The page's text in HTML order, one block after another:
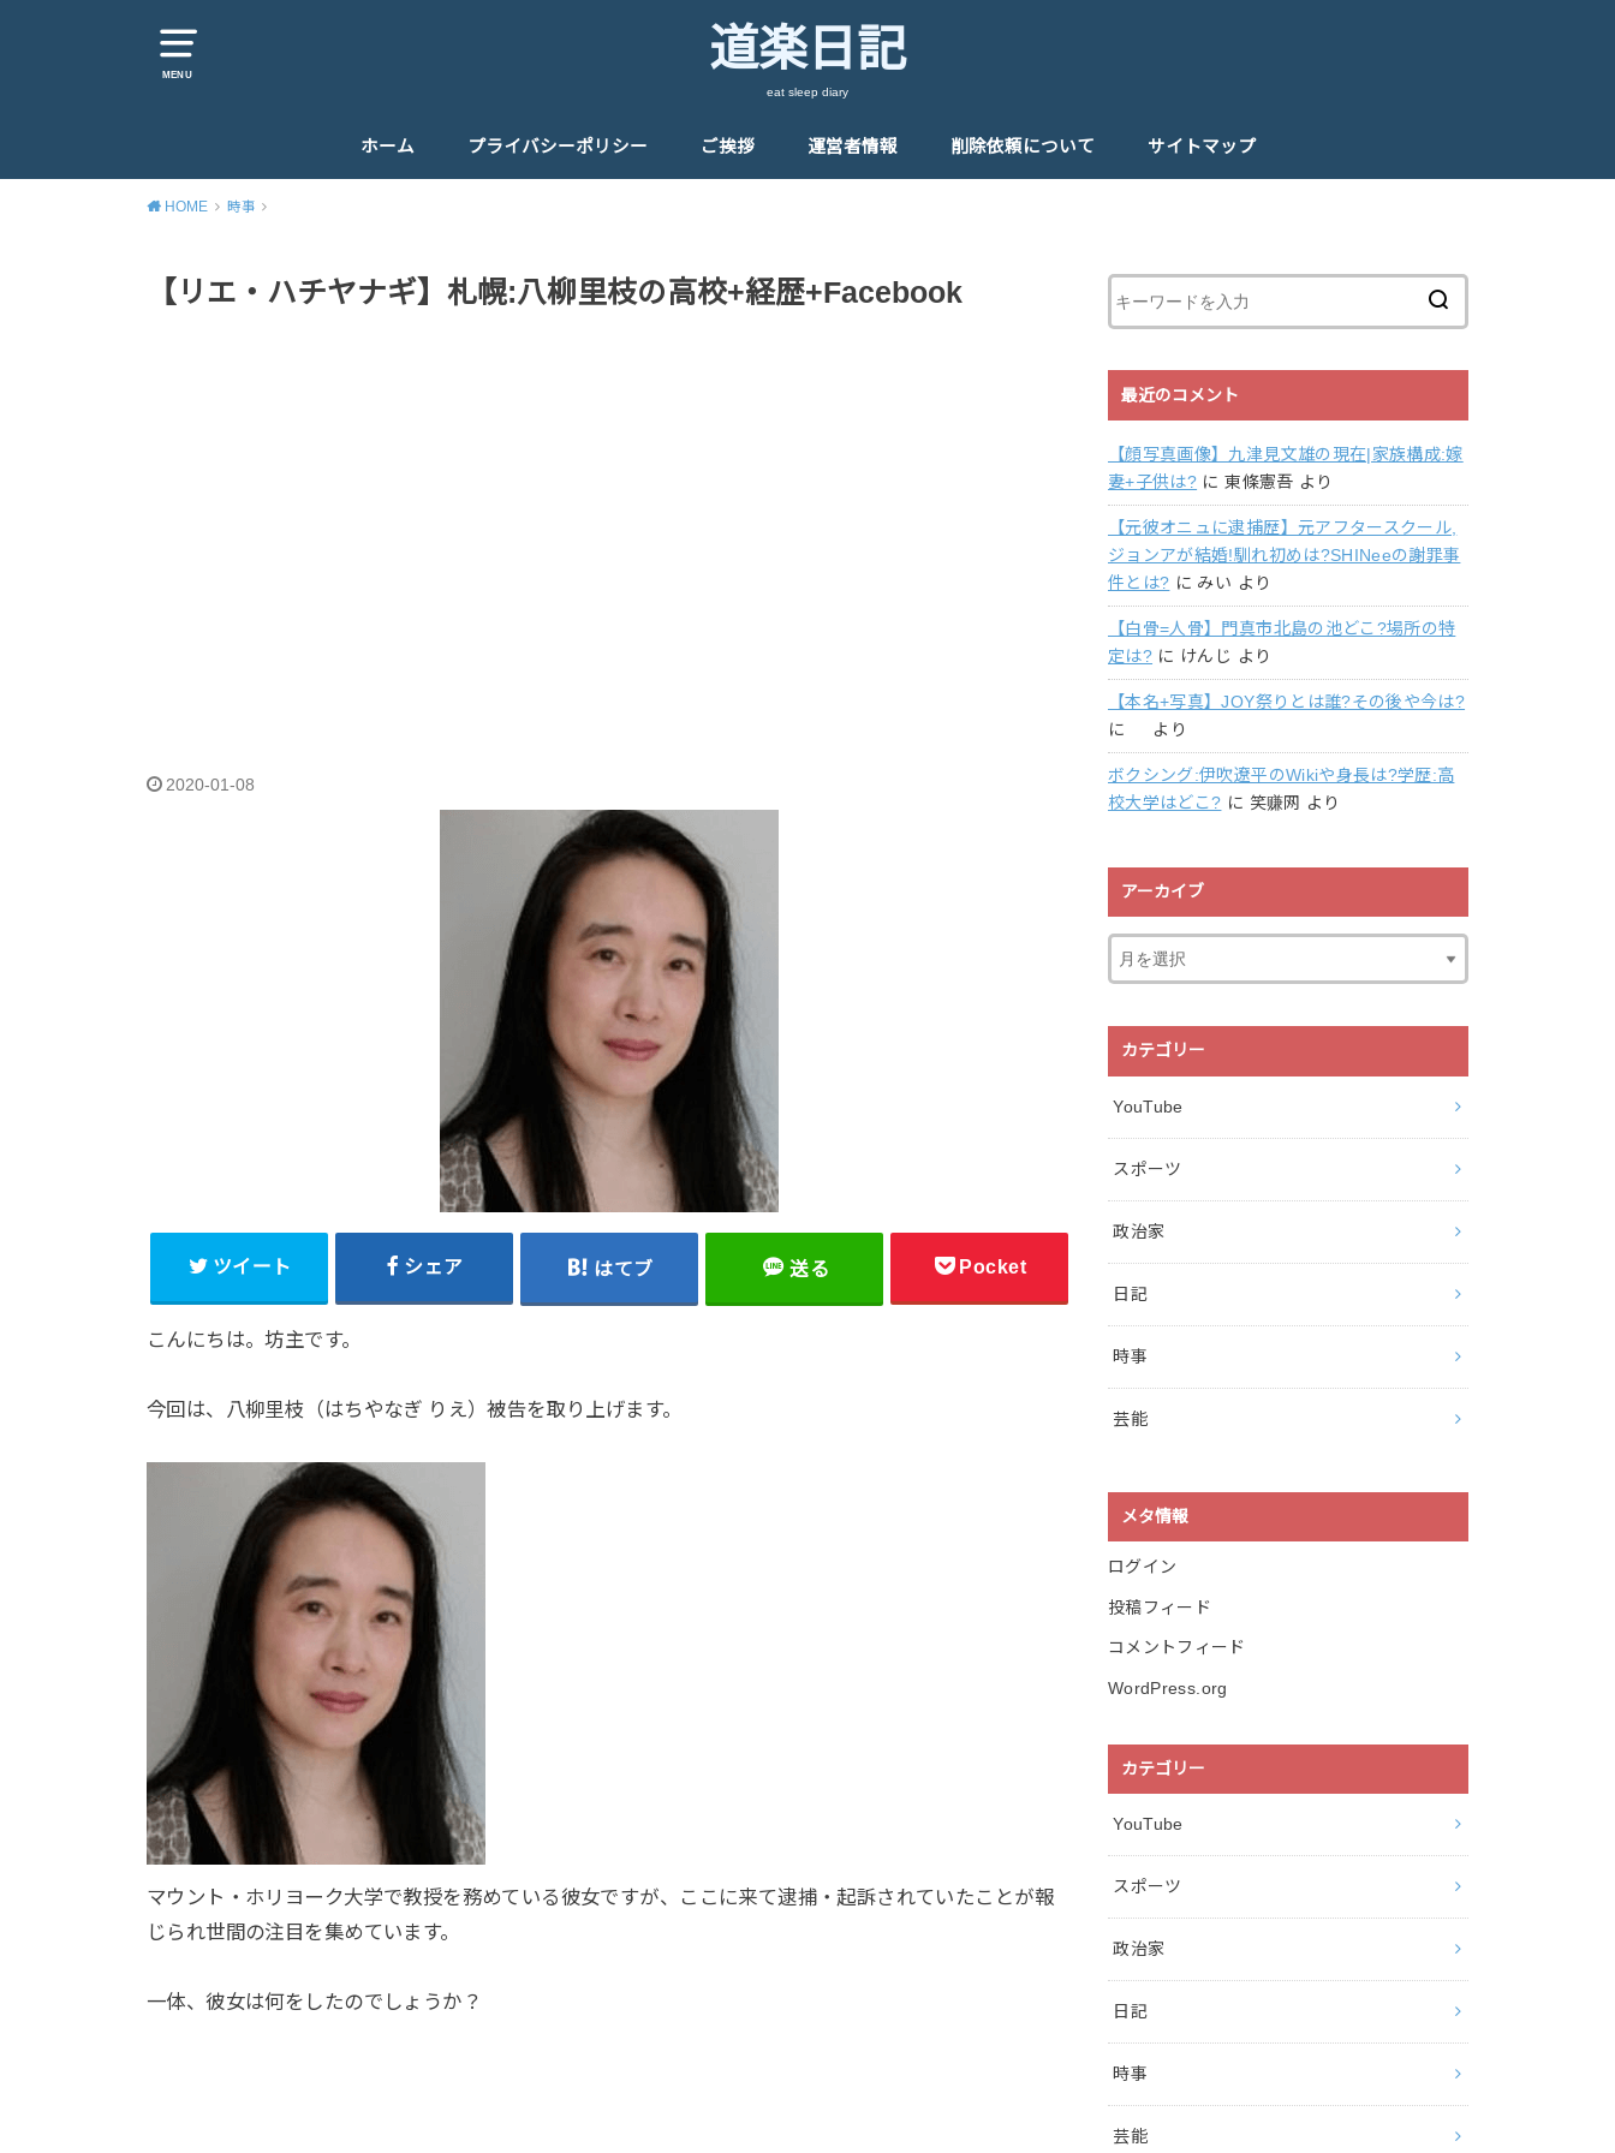
MENU 道楽日記
eat sleep diary
ホーム プライバシーポリシー ご挨拶 運営者情報 削除依頼について サイトマップ
HOME 時事
【リエ・ハチヤナギ】札幌:八柳里枝の高校+経歴+Facebook
2020-01-08
ツイート シェア はてブ 送る Pocket
こんにちは。坊主です。
今回は、八柳里枝（はちやなぎ りえ）被告を取り上げます。
マウント・ホリヨーク大学で教授を務めている彼女ですが、ここに来て逮捕・起訴されていたことが報
じられ世間の注目を集めています。
一体、彼女は何をしたのでしょうか？
最近のコメント
【顔写真画像】九津見文雄の現在|家族構成:嫁
妻+子供は? に東條憲吾 より
【元彼オニュに逮捕歴】元アフタースクール,
ジョンアが結婚!馴れ初めは?SHINeeの謝罪事
件とは? に みい より
【白骨=人骨】門真市北島の池どこ?場所の特
定は? に けんじ より
【本名+写真】JOY祭りとは誰?その後や今は?
に
より
ボクシング:伊吹遼平のWikiや身長は?学歴:高
校大学はどこ? に 笑赚网 より
アーカイブ
カテゴリー
YouTube
スポーツ
政治家
日記
時事
芸能
メタ情報
ログイン
投稿フィード
コメントフィード
WordPress.org
カテゴリー
YouTube
スポーツ
政治家
日記
時事
芸能